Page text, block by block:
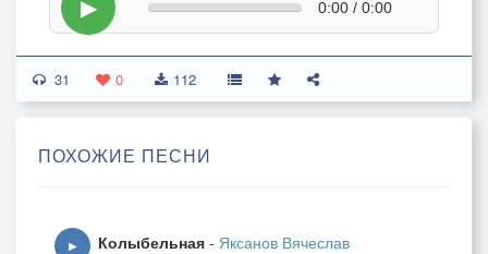
▶ 0:00 / 0:00
31 0 112
ПОХОЖИЕ ПЕСНИ
▶ Колыбельная - Яксанов Вячеслав